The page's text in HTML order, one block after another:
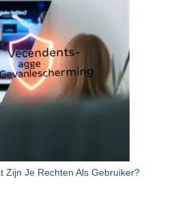
Zijn Je Rechten Als Gebruiker?